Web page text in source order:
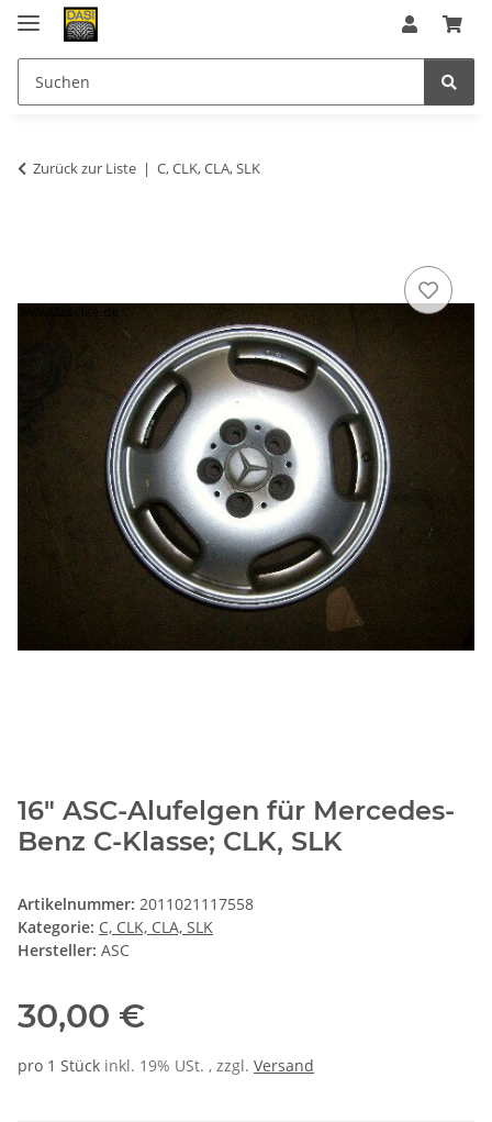
Zurück zur Liste C, CLK, CLA, SLK
16" ASC-Alufelgen für Mercedes-
Benz C-Klasse; CLK, SLK
Artikelnummer: 2011021117558
Kategorie: C, CLK, CLA, SLK
Hersteller: ASC
30,00 €
pro 1 Stück inkl. 19% USt. , zzgl. Versand